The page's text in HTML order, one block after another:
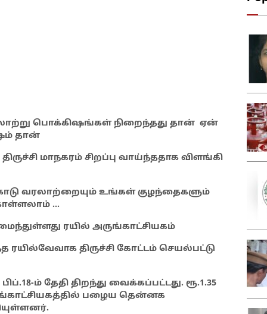
பொக்கிஷங்கள் நிறைந்தது தான் ஏன்
தான்
மாநகரம் சிறப்பு வாய்ந்ததாக விளங்கி
வரலாற்றையும் உங்கள் குழந்தைகளும்
…
ரயில் அருங்காட்சியகம்
ரயில்வேவாக திருச்சி கோட்டம் செயல்பட்டு
ம் தேதி திறந்து வைக்கப்பட்டது. ரூ.1.35
பழைய தென்னக